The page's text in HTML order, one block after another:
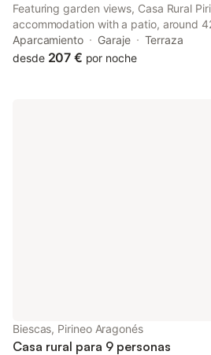
Featuring garden views, Casa Rural
accommodation with a patio, around
Nacional de Ordesa. This property
and free private parking.
Aparcamiento Garaje
Terraza
desde 207 € por noche
Biescas, Pirineo Aragonés
Casa rural para 9 personas